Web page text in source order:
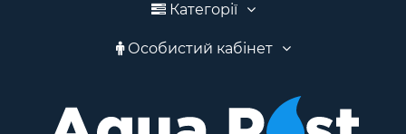
Категорії
Особистий кабінет